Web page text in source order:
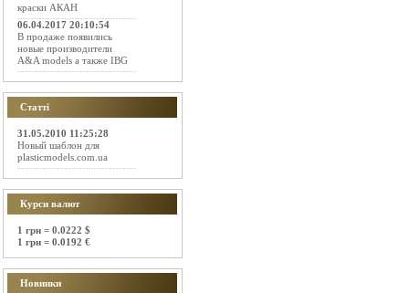
краски АКАН
06.04.2017 20:10:54
В продаже появились
новые производители
A&A models а также IBG
Статті
31.05.2010 11:25:28
Новый шаблон для
plasticmodels.com.ua
Курси валют
1 грн = 0.0222 $
1 грн = 0.0192 €
Новинки